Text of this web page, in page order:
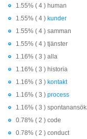
1.55% ( 4 ) human
1.55% ( 4 ) kunder
1.55% ( 4 ) samman
1.55% ( 4 ) tjänster
1.16% ( 3 ) alla
1.16% ( 3 ) historia
1.16% ( 3 ) kontakt
1.16% ( 3 )process
1.16% ( 3 )
0.78% ( 2 ) code
0.78% ( 2 ) conduct